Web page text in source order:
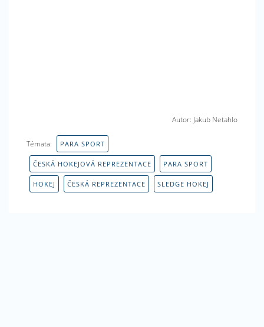
Autor: Jakub Netahlo
Témata: PARA SPORT
ČESKÁ HOKEJOVÁ REPREZENTACE PARA SPORT
HOKEJ ČESKÁ REPREZENTACE SLEDGE HOKEJ